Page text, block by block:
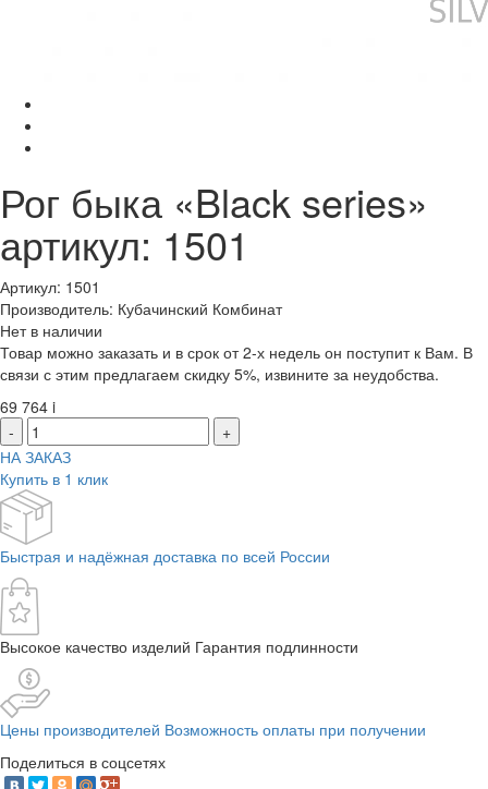
Рог быка «Black series»
артикул: 1501
Артикул: 1501
Производитель: Кубачинский Комбинат
Нет в наличии
Товар можно заказать и в срок от 2-х недель он поступит к Вам. В
связи с этим предлагаем скидку 5%, извините за неудобства.
69 764 i
-
+
НА ЗАКАЗ
Купить в 1 клик
Быстрая и надёжная доставка по всей России
Высокое качество изделий Гарантия подлинности
Цены производителей Возможность оплаты при получении
Поделиться в соцсетях